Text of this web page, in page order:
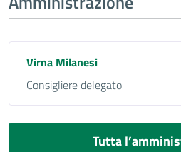
Virna Milanesi
Consigliere delegato
Tutta